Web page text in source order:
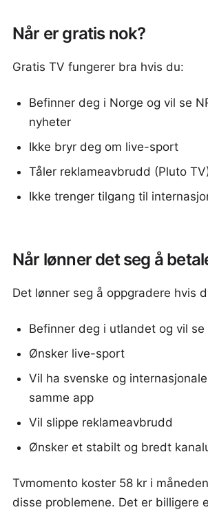
Når er gratis nok?
Gratis TV fungerer bra hvis du:
Befinner deg i Norge og vil se
nyheter
Ikke bryr deg om live-sport
Tåler reklameavbrudd (Pluto
Ikke trenger tilgang til
Når lønner det seg å
Det lønner seg å oppgradere hvis
Befinner deg i utlandet og vil
Ønsker live-sport
Vil ha svenske og
samme app
Vil slippe reklameavbrudd
Ønsker et stabilt og bredt
Tvmomento koster 58 kr i
disse problemene. Det er billigere